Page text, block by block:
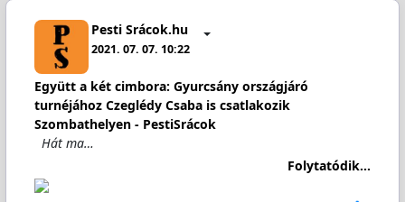
Pesti Srácok.hu
2021. 07. 07. 10:22
Együtt a két cimbora: Gyurcsány országjáró
turnéjához Czeglédy Csaba is csatlakozik
Szombathelyen - PestiSrácok
Hát ma…
Folytatódik...